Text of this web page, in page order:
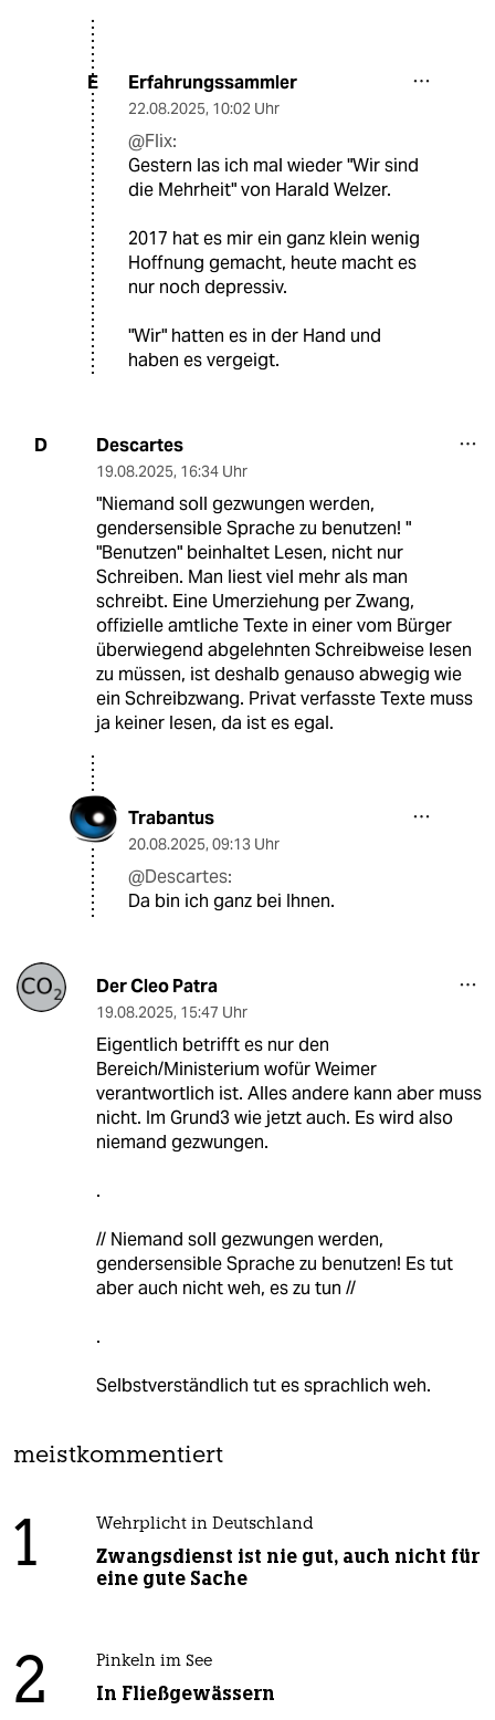
E Erfahrungssammler
22.08.2025, 10:02 Uhr
@Flix:
Gestern las ich mal wieder "Wir sind
die Mehrheit" von Harald Welzer.
2017 hat es mir ein ganz klein wenig
Hoffnung gemacht, heute macht es
nur noch depressiv.
"Wir" hatten es in der Hand und
haben es vergeigt.
D Descartes
19.08.2025, 16:34 Uhr
"Niemand soll gezwungen werden,
gendersensible Sprache zu benutzen! "
"Benutzen" beinhaltet Lesen, nicht nur
Schreiben. Man liest viel mehr als man
schreibt. Eine Umerziehung per Zwang,
offizielle amtliche Texte in einer vom Bürger
überwiegend abgelehnten Schreibweise lesen
zu müssen, ist deshalb genauso abwegig wie
ein Schreibzwang. Privat verfasste Texte muss
ja keiner lesen, da ist es egal.
Trabantus
20.08.2025, 09:13 Uhr
@Descartes:
Da bin ich ganz bei Ihnen.
Der Cleo Patra
19.08.2025, 15:47 Uhr
Eigentlich betrifft es nur den
Bereich/Ministerium wofür Weimer
verantwortlich ist. Alles andere kann aber muss
nicht. Im Grund3 wie jetzt auch. Es wird also
niemand gezwungen.
.
// Niemand soll gezwungen werden,
gendersensible Sprache zu benutzen! Es tut
aber auch nicht weh, es zu tun //
.
Selbstverständlich tut es sprachlich weh.
meistkommentiert
1 Wehrplicht in Deutschland
Zwangsdienst ist nie gut, auch nicht für
eine gute Sache
2 Pinkeln im See
In Fließgewässern